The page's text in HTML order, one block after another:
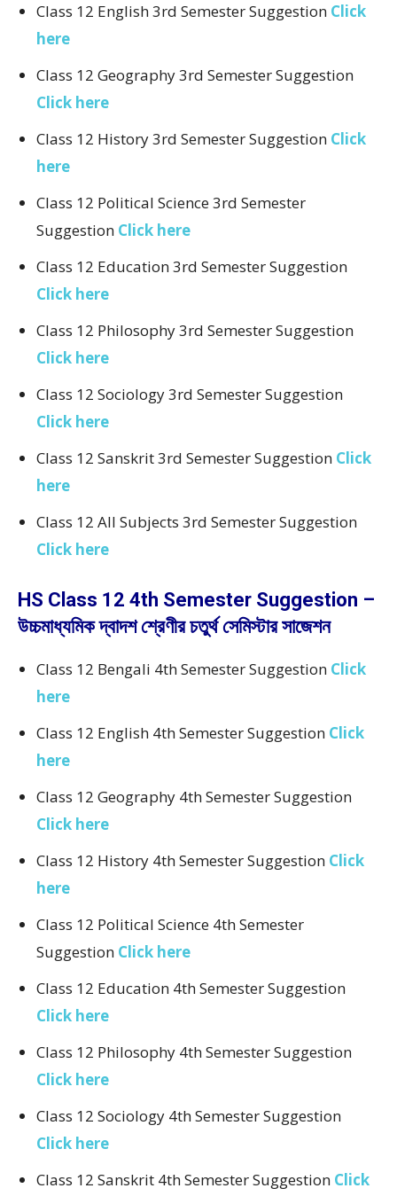
Class 12 English 3rd Semester Suggestion Click
here
Class 12 Geography 3rd Semester Suggestion
Click here
Class 12 History 3rd Semester Suggestion Click
here
Class 12 Political Science 3rd Semester
Suggestion Click here
Class 12 Education 3rd Semester Suggestion
Click here
Class 12 Philosophy 3rd Semester Suggestion
Click here
Class 12 Sociology 3rd Semester Suggestion
Click here
Class 12 Sanskrit 3rd Semester Suggestion Click
here
Class 12 All Subjects 3rd Semester Suggestion
Click here
HS Class 12 4th Semester Suggestion –
উচ্চমাধ্যমিক দ্বাদশ শ্রেণীর চতুর্থ সেমিস্টার সাজেশন
Class 12 Bengali 4th Semester Suggestion Click
here
Class 12 English 4th Semester Suggestion Click
here
Class 12 Geography 4th Semester Suggestion
Click here
Class 12 History 4th Semester Suggestion Click
here
Class 12 Political Science 4th Semester
Suggestion Click here
Class 12 Education 4th Semester Suggestion
Click here
Class 12 Philosophy 4th Semester Suggestion
Click here
Class 12 Sociology 4th Semester Suggestion
Click here
Class 12 Sanskrit 4th Semester Suggestion Click